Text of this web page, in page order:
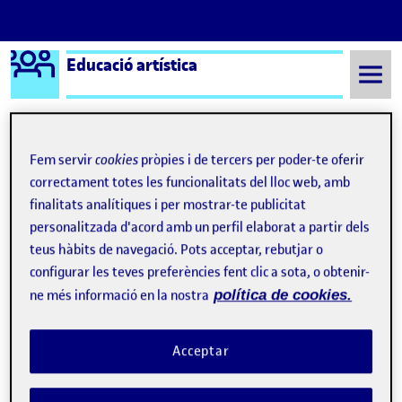
Saltar al contingut
Logo Ágora
Educació artística
Semestre 20222 - Aula 1 2 Maig, 2023
2 Maig, 2023
Publicat perRegistre 5
Publicat per
Maria Loren Martínez
En aquest nou registre m’agradaria compartir amb vosaltres un
moment d’aquest cap de setmana que m’han fet reflexionar.
Després de tornar de passar dues setmanes de vacances a la
Fem servircookies pròpies i de tercers per poder-te oferir
correctament totes les funcionalitats del lloc web, amb
finalitats analítiques i per mostrar-te publicitat
personalitzada d'acord amb un perfil elaborat a partir dels
teus hàbits de navegació. Pots acceptar, rebutjar o
configurar les teves preferències fent clic a sota, o obtenir-
ne més informació en la nostra política de cookies.
Acceptar